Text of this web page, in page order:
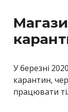
У березні
карантин,
працювати